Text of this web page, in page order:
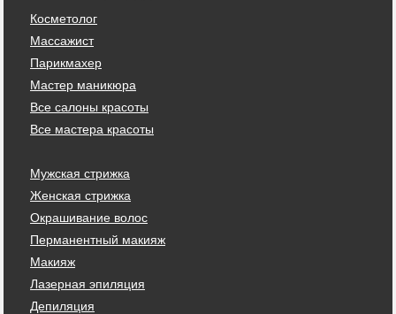
Косметолог
Массажист
Парикмахер
Мастер маникюра
Все салоны красоты
Все мастера красоты
Мужская стрижка
Женская стрижка
Окрашивание волос
Перманентный макияж
Макияж
Лазерная эпиляция
Депиляция